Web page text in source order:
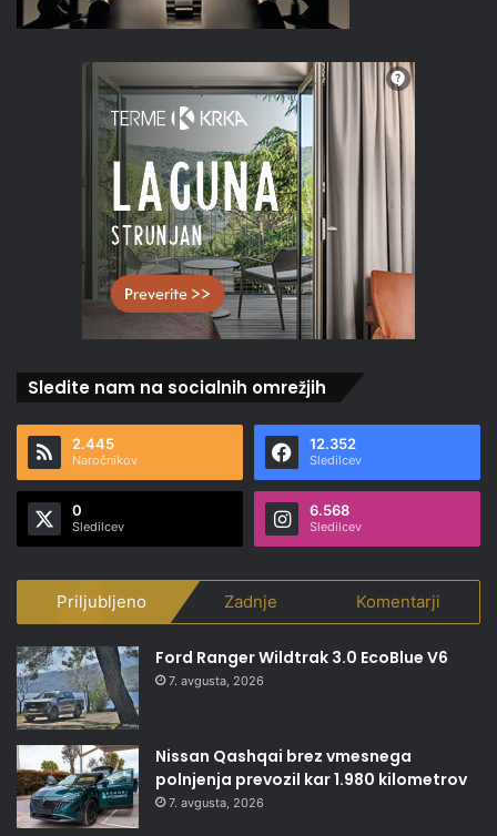
Sledite nam na socialnih omrežjih
2.445
Naročnikov
12.352
Sledilcev
0
Sledilcev
6.568
Sledilcev
Priljubljeno Zadnje Komentarji
Ford Ranger Wildtrak 3.0 EcoBlue V6
7. avgusta, 2026
Nissan Qashqai brez vmesnega
polnjenja prevozil kar 1.980 kilometrov
7. avgusta, 2026